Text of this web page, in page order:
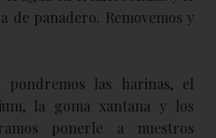
de panadero. Removemos y
las harinas, el
la goma xantana y los
ponerle a nuestros